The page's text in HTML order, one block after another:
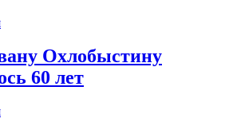
Охлобыстину
60 лет